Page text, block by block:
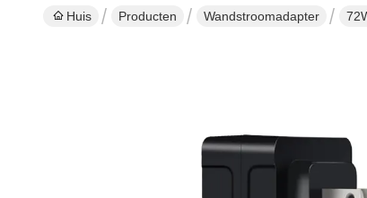
Huis Producten Wandstroomadapter